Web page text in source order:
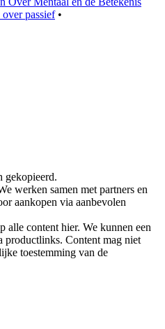
passief•
gekopieerd.
werken samen met partners en
aankopen via aanbevolen
alle content hier. We kunnen een
productlinks. Content mag niet
toestemming van de